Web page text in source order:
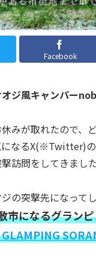
Facebook
オジ風キャンパー
みが取れたので、
になるX(※Twitter)
訪問をしてきました
の突撃先になって
市になるグラン